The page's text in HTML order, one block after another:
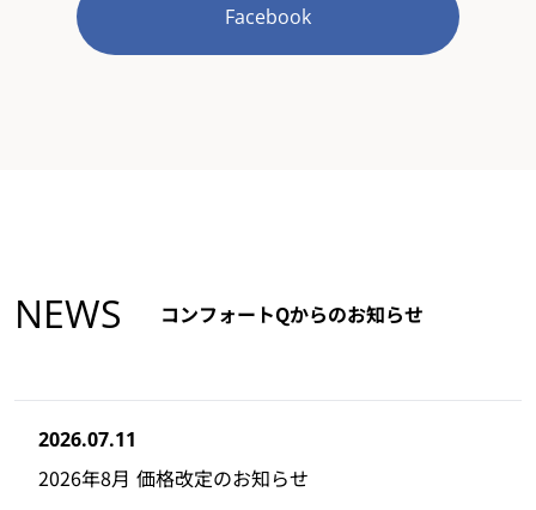
Facebook
NEWS コンフォートQからのお知らせ
2026.07.11
2026年8月 価格改定のお知らせ